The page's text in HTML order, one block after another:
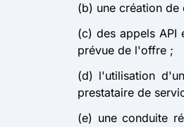
(b) une création de
(c) des appels API
prévue de l'offre ;
(d) l'utilisation
prestataire de
(e) une conduite